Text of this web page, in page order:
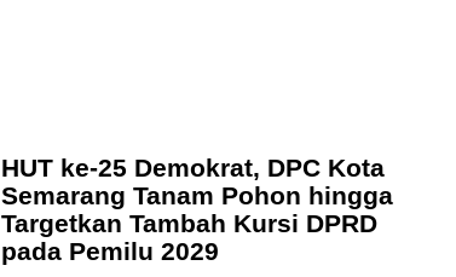
HUT ke-25 Demokrat, DPC Kota
Semarang Tanam Pohon hingga
Targetkan Tambah Kursi DPRD
pada Pemilu 2029